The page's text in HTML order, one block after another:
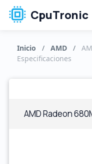
CpuTronic
Inicio / AMD /
Especificaciones
AMD Radeon